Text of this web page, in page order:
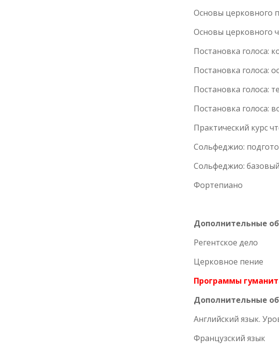
Основы церковного
Основы церковного
Постановка голоса:
Постановка голоса:
Постановка голоса:
Постановка голоса:
Практический курс
Сольфеджио:
Сольфеджио:
Фортепиано
Дополнительные
Регентское дело
Церковное пение
Программы
Дополнительные
Английский язык.
Французский язык